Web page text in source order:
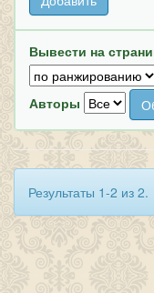
Вывести на
Авторы
Результаты 1-2 из 2.